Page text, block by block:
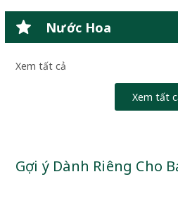
Nước Hoa
Xem tất cả
Xem tất
Gợi ý Dành Riêng Cho